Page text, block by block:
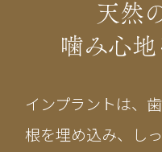
天然
噛み心
インプラントは、
根を埋め込み、し